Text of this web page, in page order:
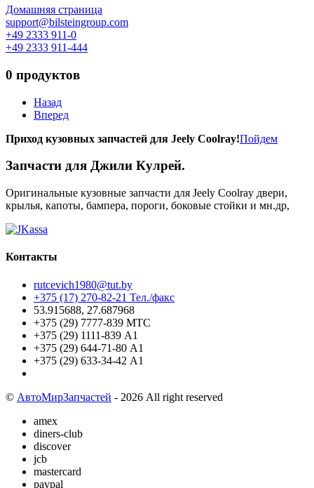
Домашняя страница
support@bilsteingroup.com
+49 2333 911-0
+49 2333 911-444
0 продуктов
Назад
Вперед
Приход кузовных запчастей для Jeely Coolray!Пойдем
Запчасти для Джили Кулрей.
Оригинальные кузовные запчасти для Jeely Coolray двери,
крылья, капоты, бампера, пороги, боковые стойки и мн.др,
Контакты
rutcevich1980@tut.by
+375 (17) 270-82-21 Тел./факс
53.915688, 27.687968
+375 (29) 7777-839 МТС
+375 (29) 1111-839 А1
+375 (29) 644-71-80 А1
+375 (29) 633-34-42 А1
© АвтоМирЗапчастей - 2026 All right reserved
amex
diners-club
discover
jcb
mastercard
paypal